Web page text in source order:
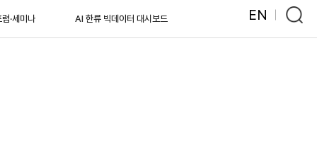
럼·세미나 AI 한류 빅데이터 대시보드 EN